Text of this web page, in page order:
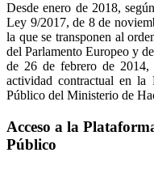
Desde enero de 2018,
Ley 9/2017, de 8 de
la que se transponen al
del Parlamento Europeo y
de 26 de febrero de
actividad contractual en la
Público del Ministerio de
Acceso a la
Público